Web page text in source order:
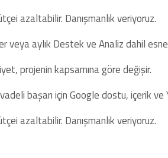
azaltabilir. Danışmanlık veriyoruz.
aylık Destek ve Analiz dahil
projenin kapsamına göre değişir.
başarı için Google dostu, içerik ve
azaltabilir. Danışmanlık veriyoruz.